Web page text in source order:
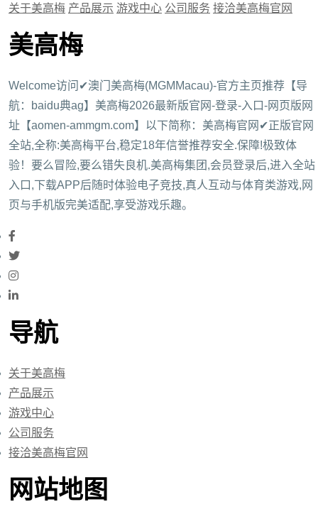
关于美高梅 产品展示 游戏中心 公司服务 接洽美高梅官网
美高梅
Welcome访问✔澳门美高梅(MGMMacau)-官方主页推荐【导
航：baidu典ag】美高梅2026最新版官网-登录-入口-网页版网
址【aomen-ammgm.com】以下简称：美高梅官网✔正版官网
全站,全称:美高梅平台,稳定18年信誉推荐安全.保障!极致体
验！要么冒险,要么错失良机.美高梅集团,会员登录后,进入全站
入口,下载APP后随时体验电子竞技,真人互动与体育类游戏,网
页与手机版完美适配,享受游戏乐趣。
导航
关于美高梅
产品展示
游戏中心
公司服务
接洽美高梅官网
网站地图